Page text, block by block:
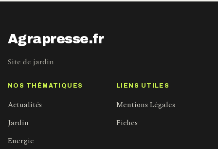
Agrapresse.fr
Site de jardin
NOS THÉMATIQUES
Actualités
Jardin
Energie
LIENS UTILES
Mentions Légales
Fiches